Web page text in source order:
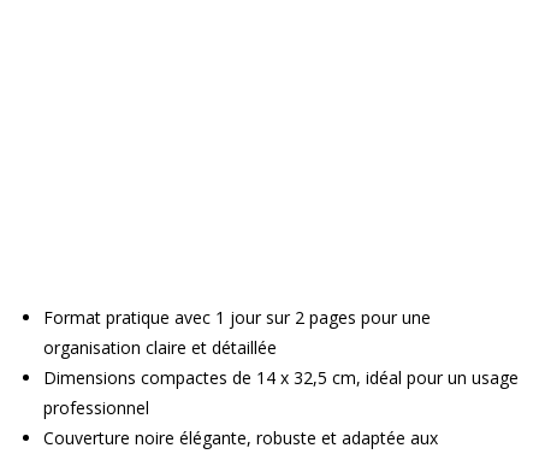
Format pratique avec 1 jour sur 2 pages pour une
organisation claire et détaillée
Dimensions compactes de 14 x 32,5 cm, idéal pour un usage
professionnel
Couverture noire élégante, robuste et adaptée aux